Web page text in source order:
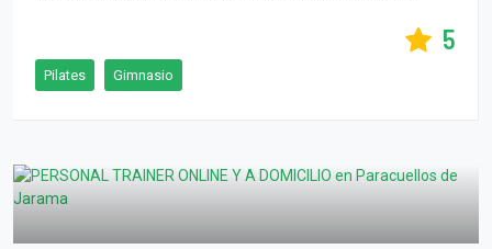
5
Pilates Gimnasio